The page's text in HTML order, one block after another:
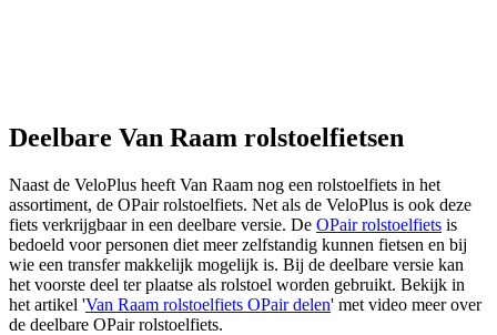
Deelbare Van Raam rolstoelfietsen
Naast de VeloPlus heeft Van Raam nog een rolstoelfiets in het
assortiment, de OPair rolstoelfiets. Net als de VeloPlus is ook deze
fiets verkrijgbaar in een deelbare versie. De OPair rolstoelfiets is
bedoeld voor personen diet meer zelfstandig kunnen fietsen en bij
wie een transfer makkelijk mogelijk is. Bij de deelbare versie kan
het voorste deel ter plaatse als rolstoel worden gebruikt. Bekijk in
het artikel 'Van Raam rolstoelfiets OPair delen' met video meer over
de deelbare OPair rolstoelfiets.